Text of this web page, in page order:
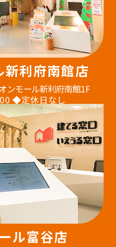
利府南館店
ンモール新利府南館1F
◆定休日なし
ル富谷店